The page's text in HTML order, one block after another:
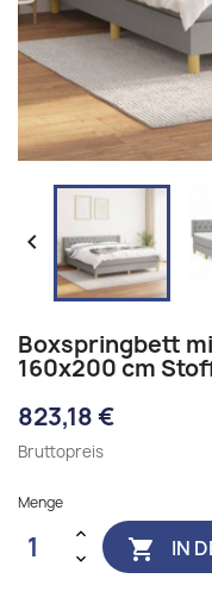

Boxspringbett
160x200 cm
823,18 €
Bruttopreis
Menge
 IN